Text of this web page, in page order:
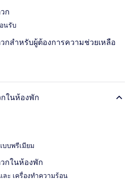
ก
นรับ
กสำหรับผู้ต้องการความช่วยเหลือ
ในห้องพัก
บบพรีเมียม
กในห้องพัก
ละ เครื่องทำความร้อน